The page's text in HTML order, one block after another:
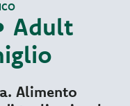
Adult
Alimento